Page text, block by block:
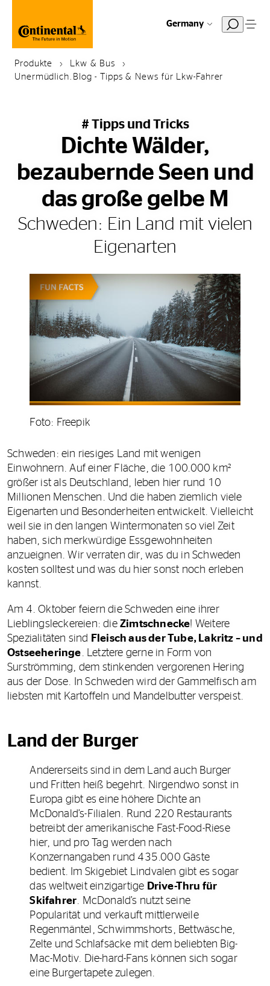
Germany
Produkte
Lkw & Bus
Unermüdlich.Blog - Tipps & News für Lkw-Fahrer
# Tipps und Tricks
Dichte Wälder,
bezaubernde Seen und
das große gelbe M
Schweden: Ein Land mit vielen
Eigenarten
Foto: Freepik
Schweden: ein riesiges Land mit wenigen
Einwohnern. Auf einer Fläche, die 100.000 km²
größer ist als Deutschland, leben hier rund 10
Millionen Menschen. Und die haben ziemlich viele
Eigenarten und Besonderheiten entwickelt. Vielleicht
weil sie in den langen Wintermonaten so viel Zeit
haben, sich merkwürdige Essgewohnheiten
anzueignen. Wir verraten dir, was du in Schweden
kosten solltest und was du hier sonst noch erleben
kannst.
Am 4. Oktober feiern die Schweden eine ihrer
Lieblingsleckereien: die Zimtschnecke! Weitere
Spezialitäten sind
Fleisch aus der Tube, Lakritz – und
Ostseeheringe. Letztere gerne in Form von
Surströmming, dem stinkenden vergorenen Hering
aus der Dose. In Schweden wird der Gammelfisch am
liebsten mit Kartoffeln und Mandelbutter verspeist.
Land der Burger
Andererseits sind in dem Land auch Burger
und Fritten heiß begehrt. Nirgendwo sonst in
Europa gibt es eine höhere Dichte an
McDonald’s-Filialen. Rund 220 Restaurants
betreibt der amerikanische Fast-Food-Riese
hier, und pro Tag werden nach
Konzernangaben rund 435.000 Gäste
bedient. Im Skigebiet Lindvalen gibt es sogar
das weltweit einzigartige Drive-Thru für
Skifahrer. McDonald’s nutzt seine
Popularität und verkauft mittlerweile
Regenmäntel, Schwimmshorts, Bettwäsche,
Zelte und Schlafsäcke mit dem beliebten Big-
Mac-Motiv. Die-hard-Fans können sich sogar
eine Burgertapete zulegen.